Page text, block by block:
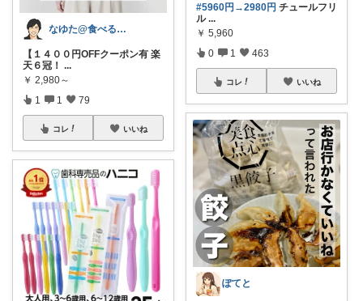
なゆた@食べる楽しみ
【１４００円OFFクーポン有 楽
天６冠！ ...
￥ 2,980～
1 1 79
コレ いいね
#5960円→2980円 チュールフリ
ル...
￥ 5,960
0 1 463
コレ いいね
ぽてと